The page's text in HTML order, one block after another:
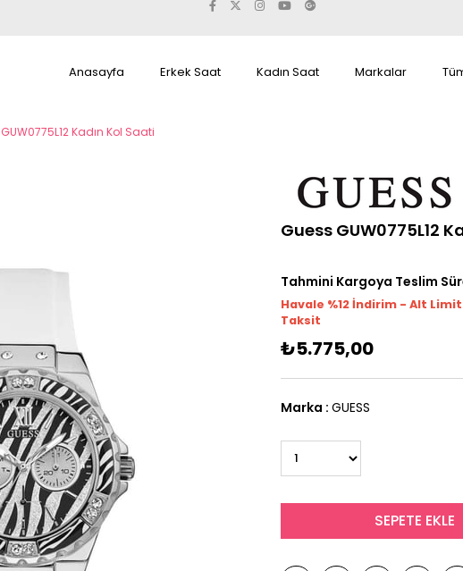
Anasayfa Erkek Saat Kadın Saat Markalar
Kadın Kol Saati
Guess GUW0775L12
Tahmini Kargoya Teslim
Havale %12 İndirim - Alt Limit
Taksit
₺5.775,00
Marka : GUESS